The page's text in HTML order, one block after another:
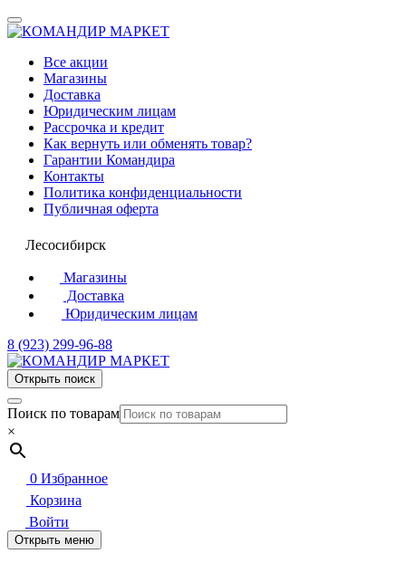
Все акции
Магазины
Доставка
Юридическим лицам
Рассрочка и кредит
Как вернуть или обменять товар?
Гарантии Командира
Контакты
Политика конфиденциальности
Публичная оферта
Лесосибирск
Магазины
Доставка
Юридическим лицам
8 (923) 299-96-88
Открыть поиск
Поиск по товарам
×
0 Избранное
Корзина
Войти
Открыть меню